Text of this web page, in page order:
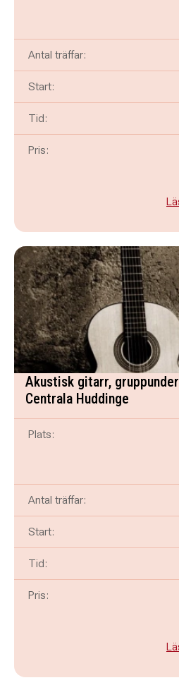
Antal träffar:
Start:
Tid:
Pris:
Akustisk gitarr,
Centrala Huddinge
Plats:
Antal träffar:
Start:
Tid:
Pris: